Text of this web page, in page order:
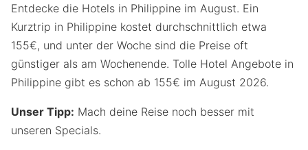
Entdecke die Hotels in Philippine im August. Ein
Kurztrip in Philippine kostet durchschnittlich etwa
155€, und unter der Woche sind die Preise oft
günstiger als am Wochenende. Tolle Hotel Angebote in
Philippine gibt es schon ab 155€ im August 2026.
Unser Tipp: Mach deine Reise noch besser mit
unseren Specials.